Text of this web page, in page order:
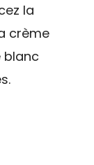
la
crème
blanc